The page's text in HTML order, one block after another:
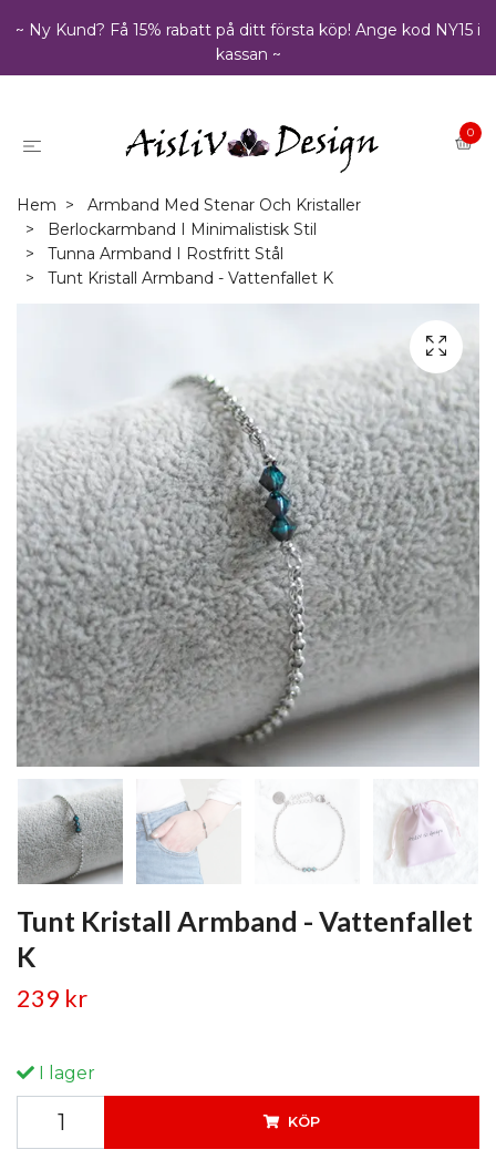
~ Ny Kund? Få 15% rabatt på ditt första köp! Ange kod NY15 i
kassan ~
0
Hem
Armband Med Stenar Och Kristaller
Berlockarmband I Minimalistisk Stil
Tunna Armband I Rostfritt Stål
Tunt Kristall Armband - Vattenfallet K
Tunt Kristall Armband - Vattenfallet
K
239 kr
I lager
KÖP